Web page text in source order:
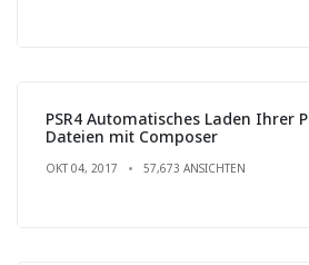
PSR4 Automatisches Laden Ihrer
Dateien mit Composer
OKT 04, 2017 57,673 ANSICHTEN